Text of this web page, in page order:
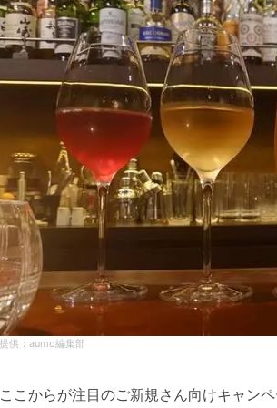
aumo編集部
ここからが注目のご新規さん向けキャン